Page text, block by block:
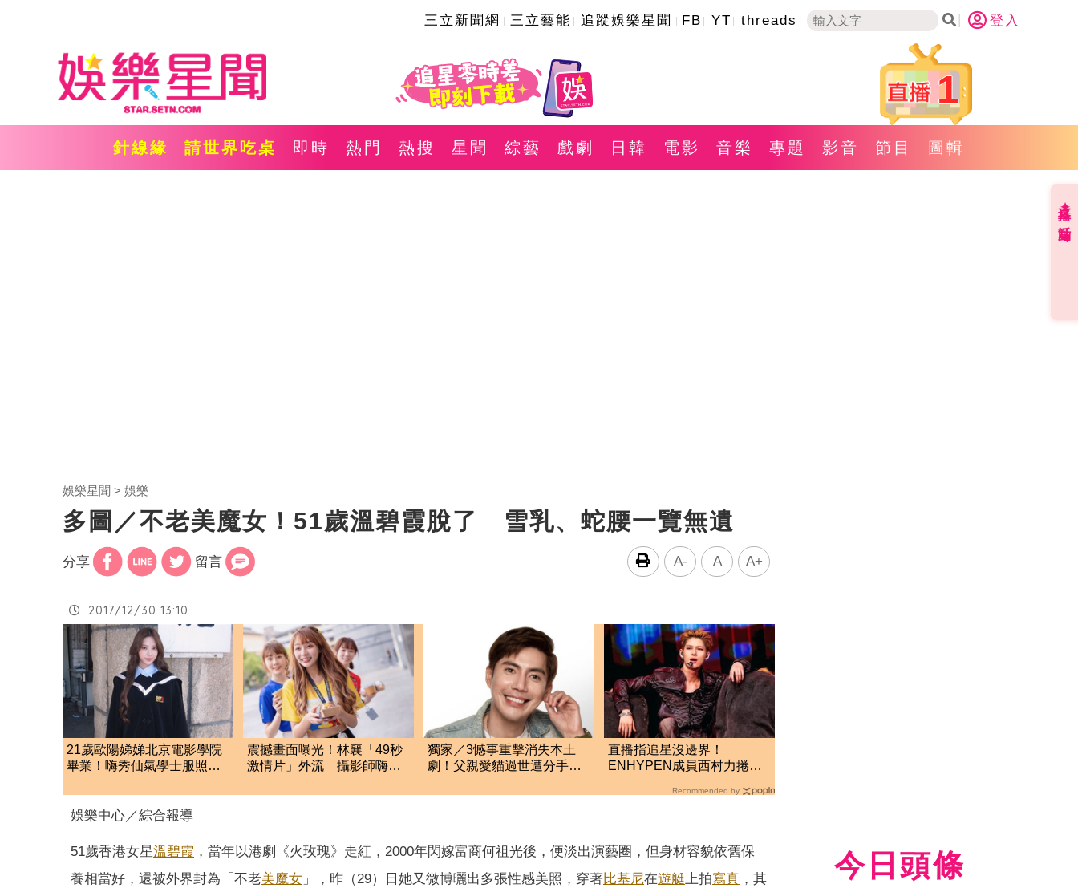
三立新聞網 三立藝能 追蹤娛樂星聞 FB YT threads 登入
1
針線緣 請世界吃桌 即時 熱門 熱搜 星聞 綜藝 戲劇 日韓 電影 音樂 專題 影音 節目 圖輯
娛樂星聞 娛樂
多圖／不老美魔女！51歲溫碧霞脫了 雪乳、蛇腰一覽無遺
分享 留言 A- A A+
2017/12/30 13:10
21歲歐陽娣娣北京電影學院
畢業！嗨秀仙氣學士服照
震撼畫面曝光！林襄「49秒
激情片」外流 攝影師嗨到
獨家／3憾事重擊消失本土
劇！父親愛貓過世遭分手
直播指追星沒邊界！
ENHYPEN成員西村力捲輕
絲
Recommended by
娛樂中心／綜合報導
51歲香港女星溫碧霞 ，當年以港劇《火玫瑰》走紅，2000年閃嫁富商何祖光後，便淡出演藝圈，但身材容貌依舊保
養相當好，還被外界封為「不老美魔女 」，昨（29）日她又微博曬出多張性感美照，穿著比基尼在遊艇上拍寫真 ，其
今日頭條
直播✦活動